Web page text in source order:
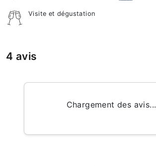
Visite et dégustation
4 avis
Chargement des avis...